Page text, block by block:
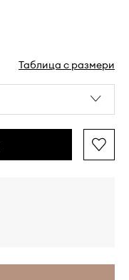
Таблица с размери